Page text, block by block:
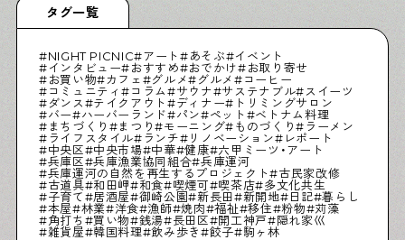
タグ一覧
NIGHT PICNIC アート あそぶ
イベント
インタビュー
おすすめ おでかけ
お取り寄せ
お買い物
カフェ グルメ グルメ
コーヒー
コミュニティ
コラム サウナ サステナブル
スイーツ
ダンス
テイクアウト ディナー
トリミングサロン
バー
ハーバーランド パン ペット
ベトナム料理
まちづくり
まつり モーニング ものづくり
ラーメン
ライフスタイル
ランチ リノベーション
レポート
中央区
中央市場 中華 健康
六甲ミーツ・アート
兵庫区
兵庫漁業協同組合
兵庫運河
兵庫運河の自然を再生するプロジェクト
古民家改修
古道具
和田岬 和食 喫煙可 喫茶店
多文化共生
子育て
居酒屋 御崎公園 新長田 新開地 日記
暮らし
本屋
林業 洋食 漁師 焼肉 福祉 移住 粉物
苅藻
角打ち
買い物 銭湯 長田区 開工神戸
隠れ家巛
雑貨屋
韓国料理 飲み歩き 餃子 駒ヶ林